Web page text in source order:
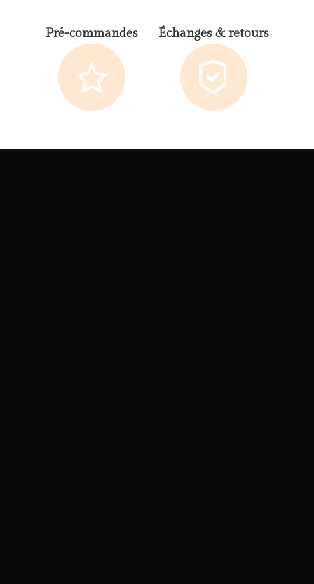
Pré-commandes Échanges & retours